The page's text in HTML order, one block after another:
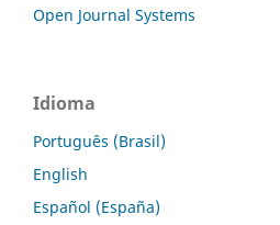
Open Journal Systems
Idioma
Português (Brasil)
English
Español (España)